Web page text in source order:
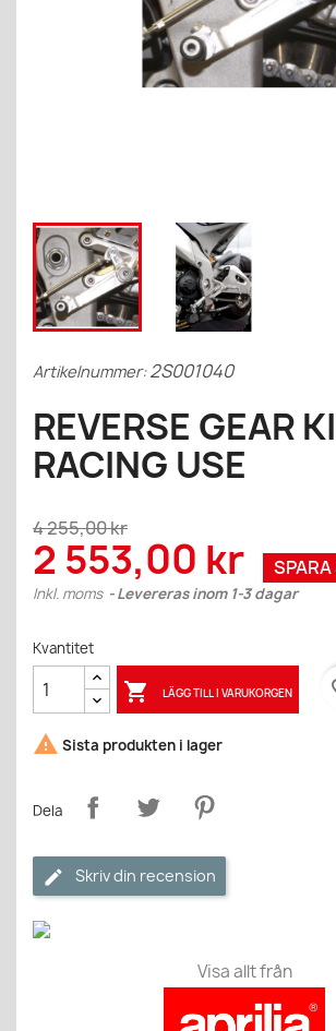
Artikelnummer: 2S001040
REVERSE GEAR
RACING USE
4 255,00 kr
2 553,00 kr
Inkl. moms Levereras inom 1-3 dagar
Kvantitet
 LÄGG TILL I VARUKORGEN
 Sista produkten i lager
Dela
Skriv din recension
Visa allt från